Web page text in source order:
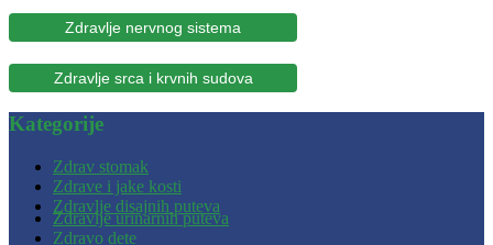
Zdravlje nervnog sistema
Zdravlje srca i krvnih sudova
Kategorije
Zdrav stomak
Zdrave i jake kosti
Zdravlje disajnih puteva
Zdravlje urinarnih puteva
Zdravo dete